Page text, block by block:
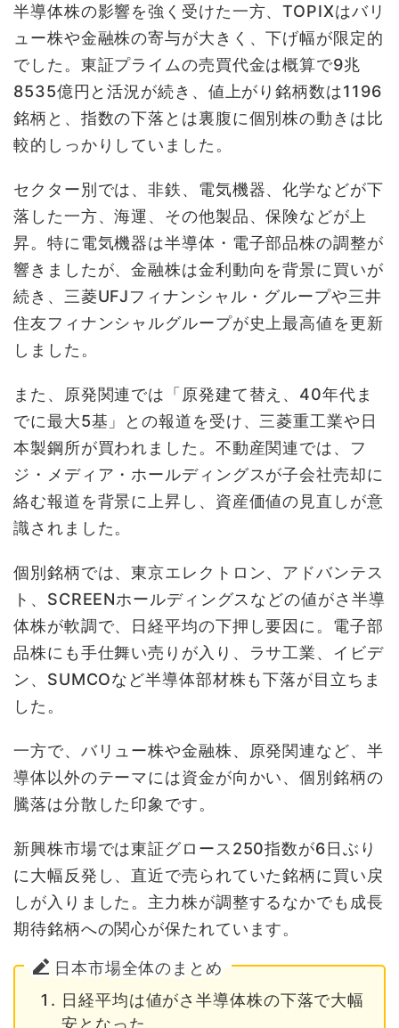
半導体株の影響を強く受けた一方、TOPIXはバリ
ュー株や金融株の寄与が大きく、下げ幅が限定的
でした。東証プライムの売買代金は概算で9兆
8535億円と活況が続き、値上がり銘柄数は1196
銘柄と、指数の下落とは裏腹に個別株の動きは比
較的しっかりしていました。
セクター別では、非鉄、電気機器、化学などが下
落した一方、海運、その他製品、保険などが上
昇。特に電気機器は半導体・電子部品株の調整が
響きましたが、金融株は金利動向を背景に買いが
続き、三菱UFJフィナンシャル・グループや三井
住友フィナンシャルグループが史上最高値を更新
しました。
また、原発関連では「原発建て替え、40年代ま
でに最大5基」との報道を受け、三菱重工業や日
本製鋼所が買われました。不動産関連では、フ
ジ・メディア・ホールディングスが子会社売却に
絡む報道を背景に上昇し、資産価値の見直しが意
識されました。
個別銘柄では、東京エレクトロン、アドバンテス
ト、SCREENホールディングスなどの値がさ半導
体株が軟調で、日経平均の下押し要因に。電子部
品株にも手仕舞い売りが入り、ラサ工業、イビデ
ン、SUMCOなど半導体部材株も下落が目立ちま
した。
一方で、バリュー株や金融株、原発関連など、半
導体以外のテーマには資金が向かい、個別銘柄の
騰落は分散した印象です。
新興株市場では東証グロース250指数が6日ぶり
に大幅反発し、直近で売られていた銘柄に買い戻
しが入りました。主力株が調整するなかでも成長
期待銘柄への関心が保たれています。
日本市場全体のまとめ
日経平均は値がさ半導体株の下落で大幅
安となった。